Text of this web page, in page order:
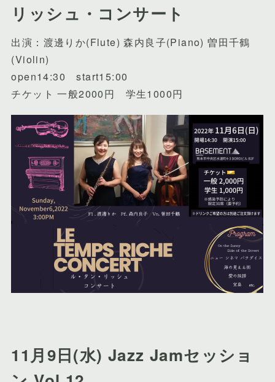
リッシュ・コンサート
出演：渡邊りか(Flute) 森内良子(Piano) 曽田千鶴
(Violin)
open14:30 start15:00
チケット 一般2000円 学生1000円
11月9日(水) Jazz Jamセッショ